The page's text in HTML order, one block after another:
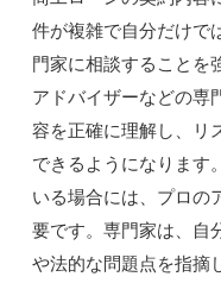
件が複雑で自分だけで
門家に相談することを
アドバイザーなどの専
容を正確に理解し、リ
できるようになります
いる場合には、プロの
要です。専門家は、自
や法的な問題点を指摘